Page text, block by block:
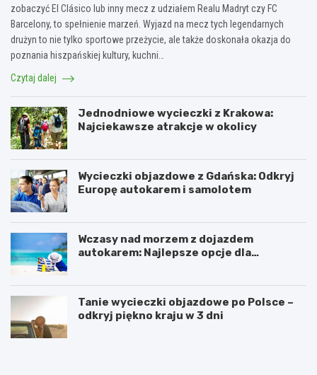
zobaczyć El Clásico lub inny mecz z udziałem Realu Madryt czy FC
Barcelony, to spełnienie marzeń. Wyjazd na mecz tych legendarnych
drużyn to nie tylko sportowe przeżycie, ale także doskonała okazja do
poznania hiszpańskiej kultury, kuchni…
Czytaj dalej
Jednodniowe wycieczki z Krakowa:
Najciekawsze atrakcje w okolicy
Wycieczki objazdowe z Gdańska: Odkryj
Europę autokarem i samolotem
Wczasy nad morzem z dojazdem
autokarem: Najlepsze opcje dla
Tanie wycieczki objazdowe po Polsce –
odkryj piękno kraju w 3 dni
R
O